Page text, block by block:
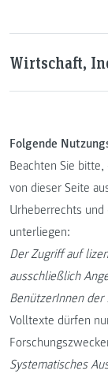
Wirtschaft,
Folgende
Beachten Sie
von dieser Seite
Urheberrechts
unterliegen:
Der Zugriff auf
ausschließlich
BenützerInnen
Volltexte dürfen
Systematisches